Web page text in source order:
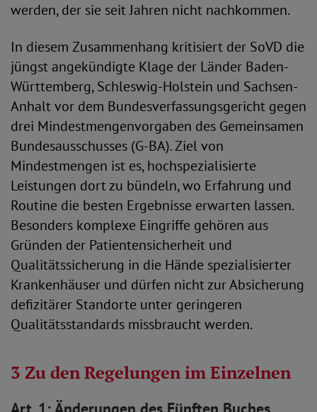
werden, der sie seit Jahren nicht nachkommen.
In diesem Zusammenhang kritisiert der SoVD die
jüngst angekündigte Klage der Länder Baden-
Württemberg, Schleswig-Holstein und Sachsen-
Anhalt vor dem Bundesverfassungsgericht gegen
drei Mindestmengenvorgaben des Gemeinsamen
Bundesausschusses (G-BA). Ziel von
Mindestmengen ist es, hochspezialisierte
Leistungen dort zu bündeln, wo Erfahrung und
Routine die besten Ergebnisse erwarten lassen.
Besonders komplexe Eingriffe gehören aus
Gründen der Patientensicherheit und
Qualitätssicherung in die Hände spezialisierter
Krankenhäuser und dürfen nicht zur Absicherung
defizitärer Standorte unter geringeren
Qualitätsstandards missbraucht werden.
3 Zu den Regelungen im Einzelnen